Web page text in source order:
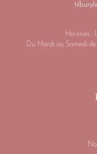
Horaires :
Du Mardi au Samedi